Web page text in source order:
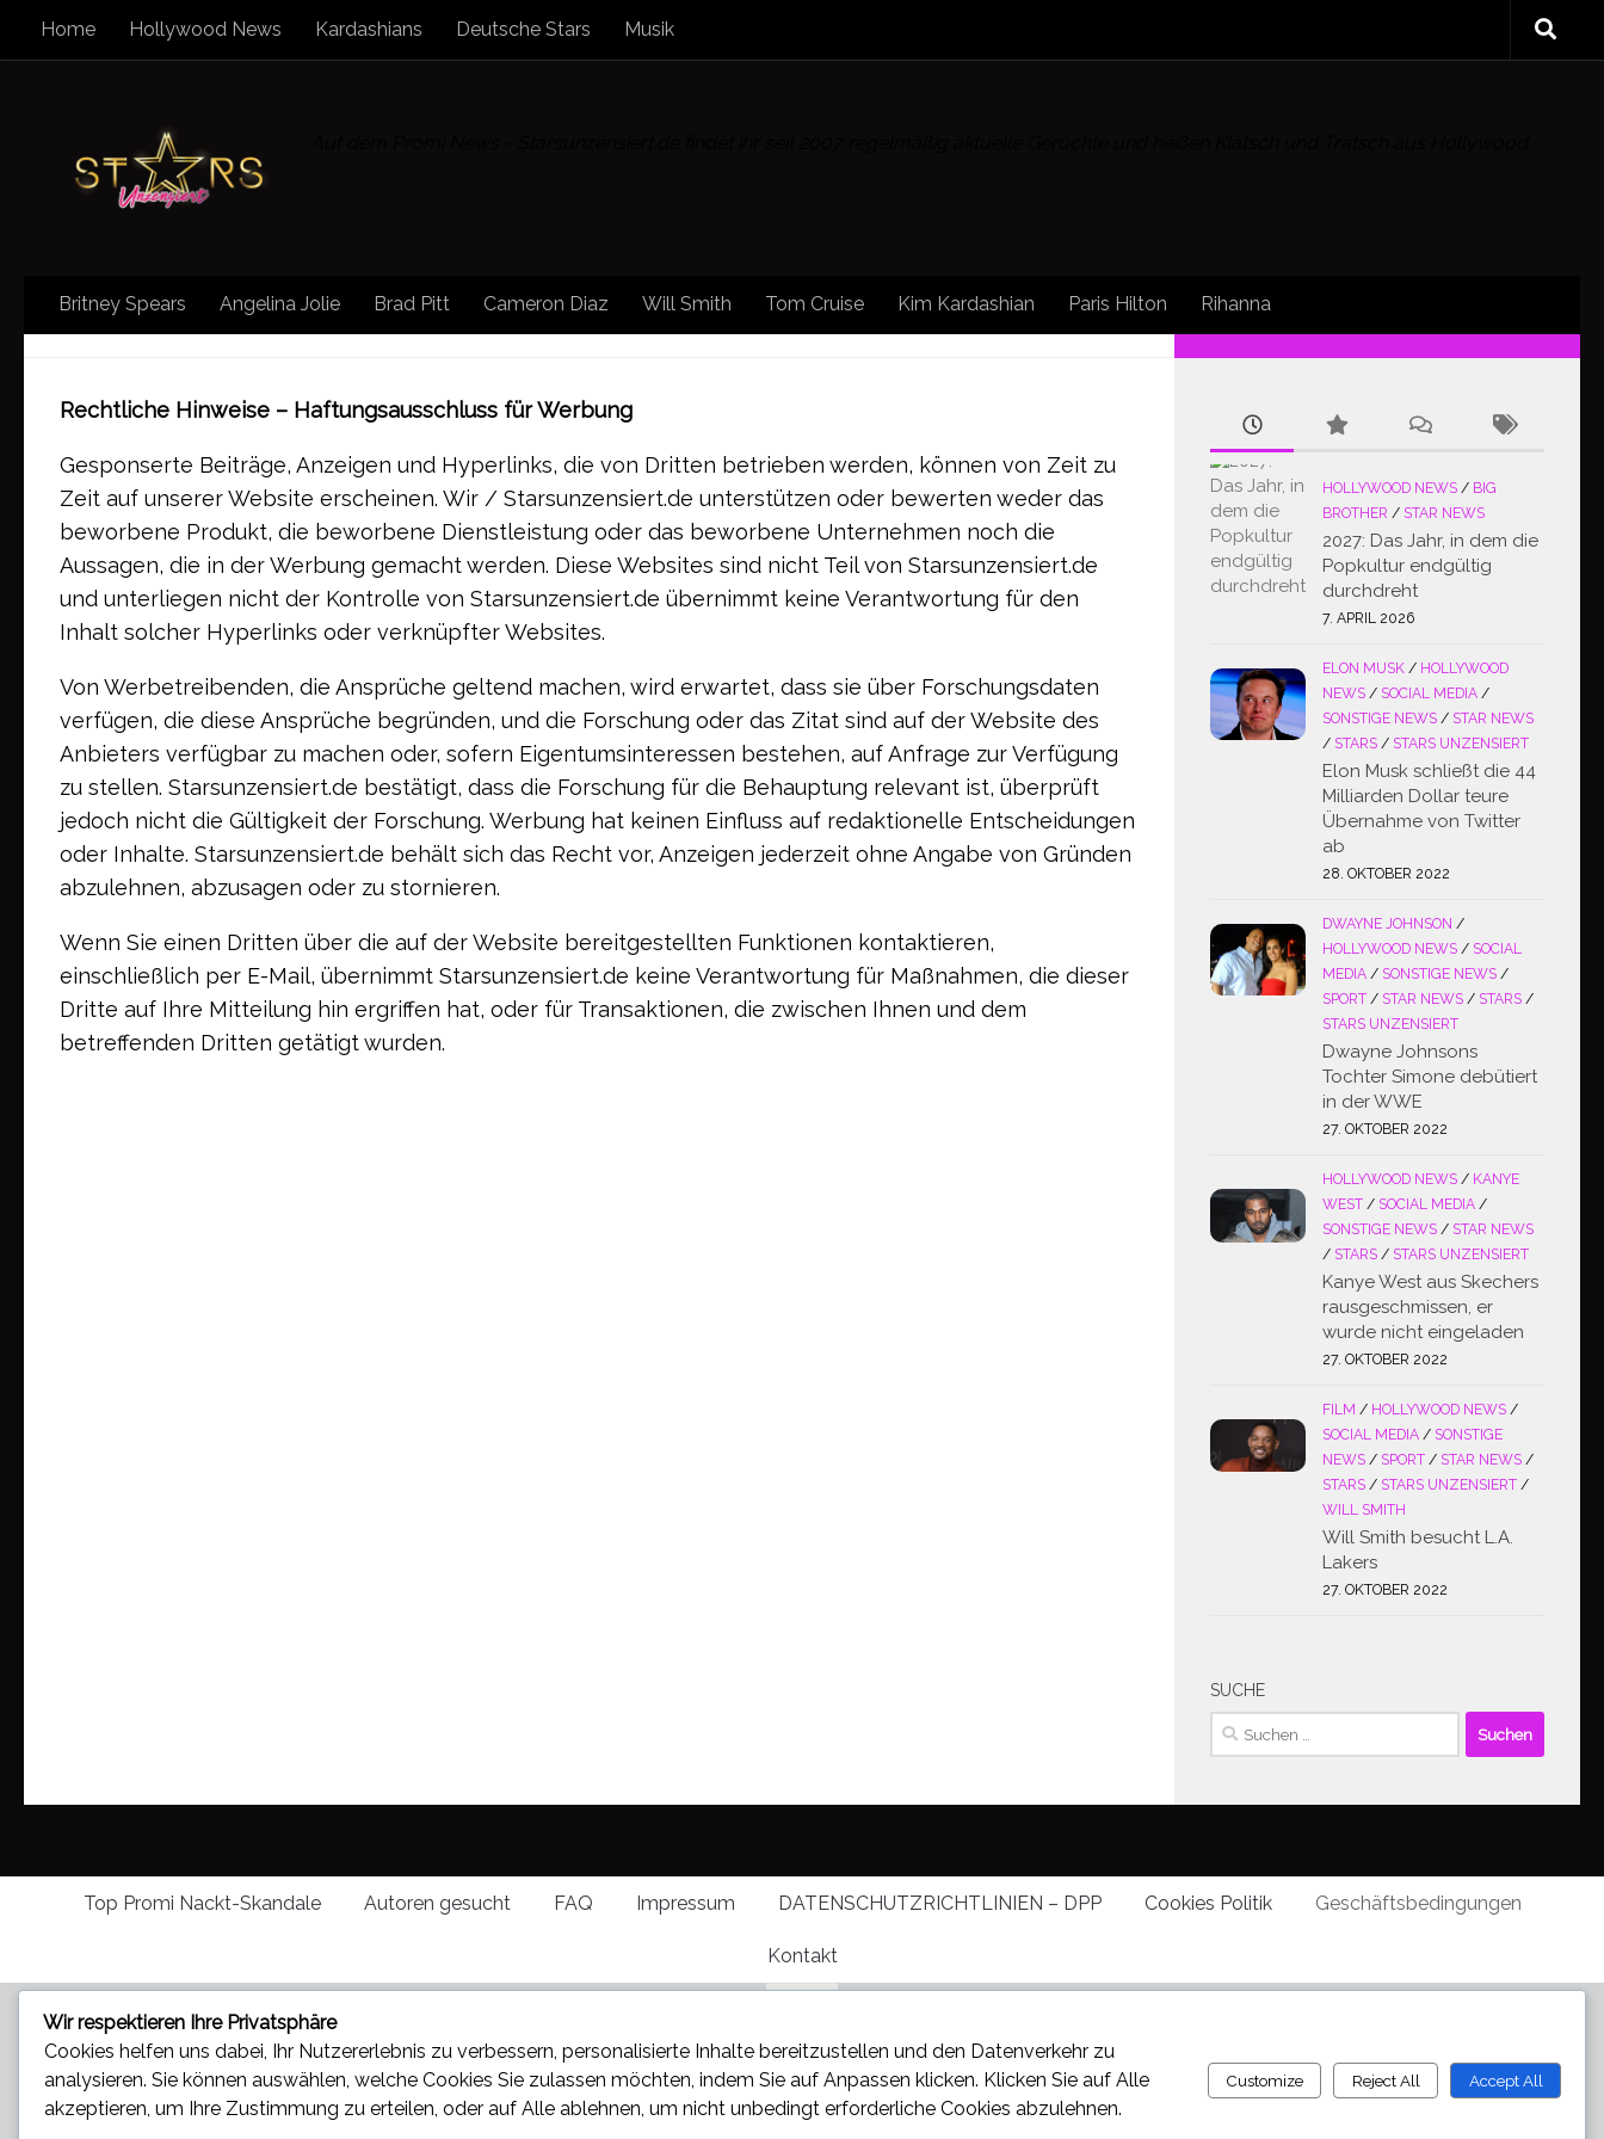
Zum Inhalt springen
Home Hollywood News Kardashians Deutsche Stars Musik
Britney Spears Angelina Jolie Brad Pitt Cameron Diaz Will Smith Tom Cruise Kim Kardashian Paris Hilton Rihanna
GESCHÄFTSBEDINGUNGEN
Rechtliche Hinweise – Haftungsausschluss für Werbung
Gesponserte Beiträge, Anzeigen und Hyperlinks, die von Dritten betrieben werden, können von Zeit zu
Zeit auf unserer Website erscheinen. Wir / Starsunzensiert.de unterstützen oder bewerten weder das
beworbene Produkt, die beworbene Dienstleistung oder das beworbene Unternehmen noch die
Aussagen, die in der Werbung gemacht werden. Diese Websites sind nicht Teil von Starsunzensiert.de
und unterliegen nicht der Kontrolle von Starsunzensiert.de übernimmt keine Verantwortung für den
Inhalt solcher Hyperlinks oder verknüpfter Websites.
Von Werbetreibenden, die Ansprüche geltend machen, wird erwartet, dass sie über Forschungsdaten
verfügen, die diese Ansprüche begründen, und die Forschung oder das Zitat sind auf der Website des
Anbieters verfügbar zu machen oder, sofern Eigentumsinteressen bestehen, auf Anfrage zur Verfügung
zu stellen. Starsunzensiert.de bestätigt, dass die Forschung für die Behauptung relevant ist, überprüft
jedoch nicht die Gültigkeit der Forschung. Werbung hat keinen Einfluss auf redaktionelle Entscheidungen
oder Inhalte. Starsunzensiert.de behält sich das Recht vor, Anzeigen jederzeit ohne Angabe von Gründen
abzulehnen, abzusagen oder zu stornieren.
Wenn Sie einen Dritten über die auf der Website bereitgestellten Funktionen kontaktieren,
einschließlich per E-Mail, übernimmt Starsunzensiert.de keine Verantwortung für Maßnahmen, die dieser
Dritte auf Ihre Mitteilung hin ergriffen hat, oder für Transaktionen, die zwischen Ihnen und dem
betreffenden Dritten getätigt wurden.
HOLLYWOOD NEWS / BIG
BROTHER / STAR NEWS
2027: Das Jahr, in dem die
Popkultur endgültig
durchdreht
7. APRIL 2026
ELON MUSK / HOLLYWOOD
NEWS / SOCIAL MEDIA /
SONSTIGE NEWS / STAR NEWS
/ STARS / STARS UNZENSIERT
Elon Musk schließt die 44
Milliarden Dollar teure
Übernahme von Twitter
ab
28. OKTOBER 2022
DWAYNE JOHNSON /
HOLLYWOOD NEWS / SOCIAL
MEDIA / SONSTIGE NEWS /
SPORT / STAR NEWS / STARS /
STARS UNZENSIERT
Dwayne Johnsons
Tochter Simone debütiert
in der WWE
27. OKTOBER 2022
HOLLYWOOD NEWS / KANYE
WEST / SOCIAL MEDIA /
SONSTIGE NEWS / STAR NEWS
/ STARS / STARS UNZENSIERT
Kanye West aus Skechers
rausgeschmissen, er
wurde nicht eingeladen
27. OKTOBER 2022
FILM / HOLLYWOOD NEWS /
SOCIAL MEDIA / SONSTIGE
NEWS / SPORT / STAR NEWS /
STARS / STARS UNZENSIERT /
WILL SMITH
Will Smith besucht L.A.
Lakers
27. OKTOBER 2022
SUCHE
Suchen
nach:
Top Promi Nackt-Skandale Autoren gesucht FAQ Impressum DATENSCHUTZRICHTLINIEN – DPP Cookies Politik Geschäftsbedingungen
Kontakt
Star und Promi News - Aktuelle Bilder, Videos und News über den neuesten Klatsch
Wir respektieren Ihre Privatsphäre
Cookies helfen uns dabei, Ihr Nutzererlebnis zu verbessern, personalisierte Inhalte bereitzustellen und den Datenverkehr zu
analysieren. Sie können auswählen, welche Cookies Sie zulassen möchten, indem Sie auf Anpassen klicken. Klicken Sie auf Alle
akzeptieren, um Ihre Zustimmung zu erteilen, oder auf Alle ablehnen, um nicht unbedingt erforderliche Cookies abzulehnen.
Customize Reject All Accept All